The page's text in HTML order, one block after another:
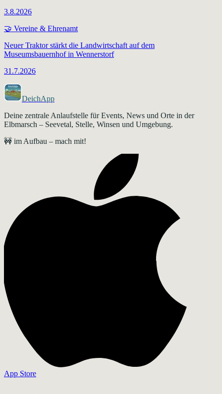
3.8.2026
🤝 Vereine & Ehrenamt
Neuer Traktor stärkt die Landwirtschaft auf dem
Museumsbauernhof in Wennerstorf
31.7.2026
DeichApp
Deine zentrale Anlaufstelle für Events, News und Orte in der
Elbmarsch – Seevetal, Stelle, Winsen und Umgebung.
🚧 im Aufbau – mach mit!
App Store